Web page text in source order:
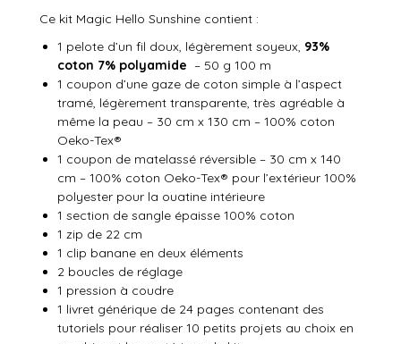
Ce kit Magic Hello Sunshine contient :
1 pelote d’un fil doux, légèrement soyeux, 93%
coton 7% polyamide – 50 g 100 m
1 coupon d’une gaze de coton simple à l’aspect
tramé, légèrement transparente, très agréable à
même la peau – 30 cm x 130 cm – 100% coton
Oeko-Tex®
1 coupon de matelassé réversible – 30 cm x 140
cm – 100% coton Oeko-Tex® pour l’extérieur 100%
polyester pour la ouatine intérieure
1 section de sangle épaisse 100% coton
1 zip de 22 cm
1 clip banane en deux éléments
2 boucles de réglage
1 pression à coudre
1 livret générique de 24 pages contenant des
tutoriels pour réaliser 10 petits projets au choix en